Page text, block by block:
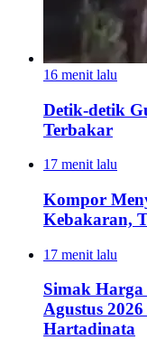
16 menit lalu
Detik-detik
Terbakar
17 menit lalu
Kompor
Kebakaran,
17 menit lalu
Simak
Agustus
Hartadinata